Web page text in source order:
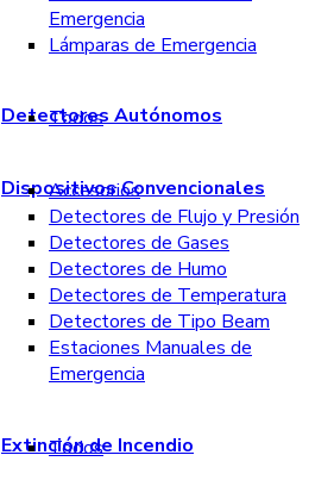
Emergencia
Lámparas de Emergencia
Detectores Autónomos
Todos
Dispositivos Convencionales
Accesorios
Detectores de Flujo y Presión
Detectores de Gases
Detectores de Humo
Detectores de Temperatura
Detectores de Tipo Beam
Estaciones Manuales de
Emergencia
Extinción de Incendio
Todos